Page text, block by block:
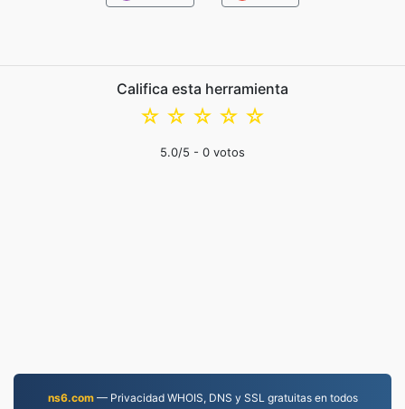
Califica esta herramienta
☆
☆
☆
☆
☆
5.0/5 - 0 votos
ns6.com— Privacidad WHOIS, DNS y SSL gratuitas en todos